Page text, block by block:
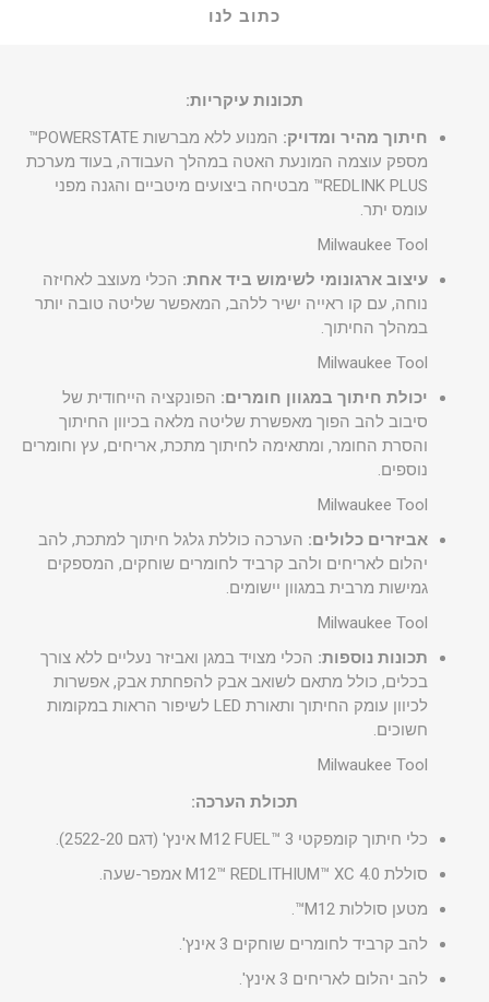
כתוב לנו
תכונות עיקריות:
חיתוך מהיר ומדויק:
המנוע ללא מברשות POWERSTATE™
מספק עוצמה המונעת האטה במהלך העבודה, בעוד מערכת
REDLINK PLUS™ מבטיחה ביצועים מיטביים והגנה מפני
עומס יתר.
Milwaukee Tool
עיצוב ארגונומי לשימוש ביד אחת: הכלי מעוצב לאחיזה
נוחה, עם קו ראייה ישיר ללהב, המאפשר שליטה טובה יותר
במהלך החיתוך.
Milwaukee Tool
יכולת חיתוך במגוון חומרים: הפונקציה הייחודית של
סיבוב להב הפוך מאפשרת שליטה מלאה בכיוון החיתוך
והסרת החומר, ומתאימה לחיתוך מתכת, אריחים, עץ וחומרים
נוספים.
Milwaukee Tool
אביזרים כלולים: הערכה כוללת גלגל חיתוך למתכת, להב
יהלום לאריחים ולהב קרביד לחומרים שוחקים, המספקים
גמישות מרבית במגוון יישומים.
Milwaukee Tool
תכונות נוספות: הכלי מצויד במגן ואביזר נעליים ללא צורך
בכלים, כולל מתאם לשואב אבק להפחתת אבק, אפשרות
לכיוון עומק החיתוך ותאורת LED לשיפור הראות במקומות
חשוכים.
Milwaukee Tool
תכולת הערכה:
כלי חיתוך קומפקטי M12 FUEL™ 3 אינץ' (דגם 2522-20).
סוללת M12™ REDLITHIUM™ XC 4.0 אמפר-שעה.
מטען סוללות M12™.
להב קרביד לחומרים שוחקים 3 אינץ'.
להב יהלום לאריחים 3 אינץ'.